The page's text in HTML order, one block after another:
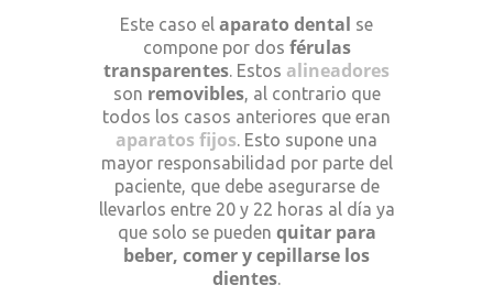
Este caso el aparato dental se
compone por dos férulas
transparentes. Estos alineadores
son removibles, al contrario que
todos los casos anteriores que eran
aparatos fijos. Esto supone una
mayor responsabilidad por parte del
paciente, que debe asegurarse de
llevarlos entre 20 y 22 horas al día ya
que solo se pueden quitar para
beber, comer y cepillarse los
dientes.